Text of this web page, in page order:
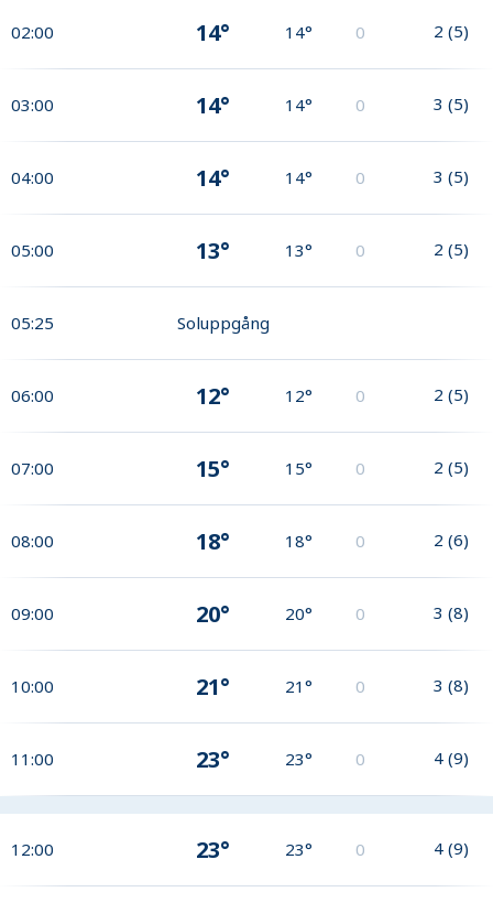
02:00 14° 14° 0 2 (5)
03:00 14° 14° 0 3 (5)
04:00 14° 14° 0 3 (5)
05:00 13° 13° 0 2 (5)
05:25 Soluppgång
06:00 12° 12° 0 2 (5)
07:00 15° 15° 0 2 (5)
08:00 18° 18° 0 2 (6)
09:00 20° 20° 0 3 (8)
10:00 21° 21° 0 3 (8)
11:00 23° 23° 0 4 (9)
12:00 23° 23° 0 4 (9)